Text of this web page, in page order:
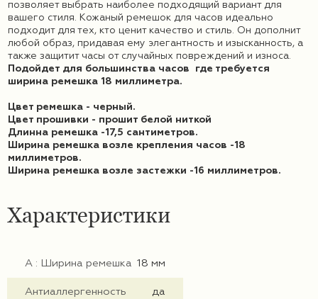
позволяет выбрать наиболее подходящий вариант для
вашего стиля. Кожаный ремешок для часов идеально
подходит для тех, кто ценит качество и стиль. Он дополнит
любой образ, придавая ему элегантность и изысканность, а
также защитит часы от случайных повреждений и износа.
Подойдет для большинства часов где требуется
ширина ремешка 18 миллиметра.
Цвет ремешка - черный.
Цвет прошивки - прошит белой ниткой
Длинна ремешка -17,5 сантиметров.
Ширина ремешка возле крепления часов -18
миллиметров.
Ширина ремешка возле застежки -16 миллиметров.
Характеристики
А : Ширина ремешка 18 мм
Антиаллергенность
да